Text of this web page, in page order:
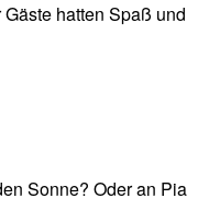
hatten Spaß und
Sonne? Oder an Pia